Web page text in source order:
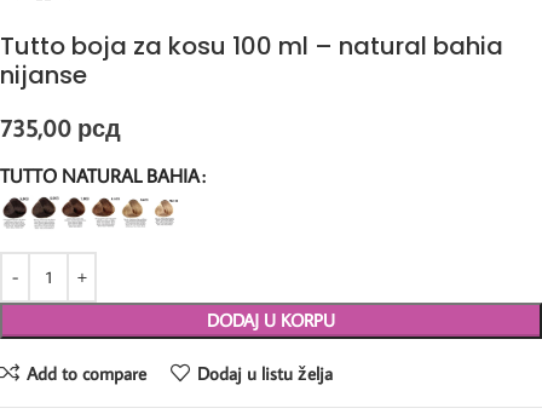
Tutto boja za kosu 100 ml – natural bahia
nijanse
735,00 рсд
TUTTO NATURAL BAHIA
DODAJ U KORPU
Add to compare Dodaj u listu želja